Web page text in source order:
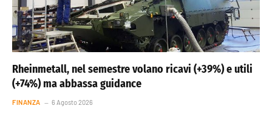
Rheinmetall, nel semestre volano ricavi (+39%) e utili
(+74%) ma abbassa guidance
FINANZA 6 Agosto 2026